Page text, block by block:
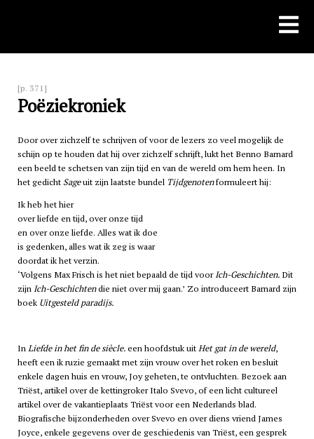
[p. 371]
Poëziekroniek
Door over zichzelf te schrijven of voor de lezers zo veel mogelijk de
schijn op te houden dat hij over zichzelf schrijft, lukt het Benno Barnard
een beeld te schetsen van zijn tijd en van de wereld om hem heen. In
het gedicht Sageuit zijn laatste bundel Tijdgenotenformuleert hij:
Ik heb het hier
over liefde en tijd, over onze tijd
en over onze liefde. Alles wat ik doe
is gedenken, alles wat ik zeg is waar
doordat ik het verzin.
‘Volgens Max Frisch is het niet bepaald de tijd voorIch-Geschichten.Dit
zijnIch-Geschichtendie niet over mij gaan.’ Zo introduceert Barnard zijn
boek Uitgesteld paradijs.
InLiefde in het fin de siècle.een hoofdstuk uitHet gat in de wereld,
heeft een ik ruzie gemaakt met zijn vrouw over het roken en besluit
enkele dagen huis en vrouw, Joy geheten, te ontvluchten. Bezoek aan
Triëst, artikel over de kettingroker Italo Svevo, of een licht cultureel
artikel over de vakantieplaats Triëst voor een Nederlands blad.
Biografische bijzonderheden over Svevo en over diens vriend James
Joyce, enkele gegevens over de geschiedenis van Triëst, een gesprek